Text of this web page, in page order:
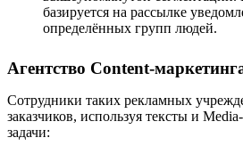
базируется на рассылке
определённых групп людей.
Агентство Content-
Сотрудники таких рекламных
заказчиков, используя тексты и
задачи: